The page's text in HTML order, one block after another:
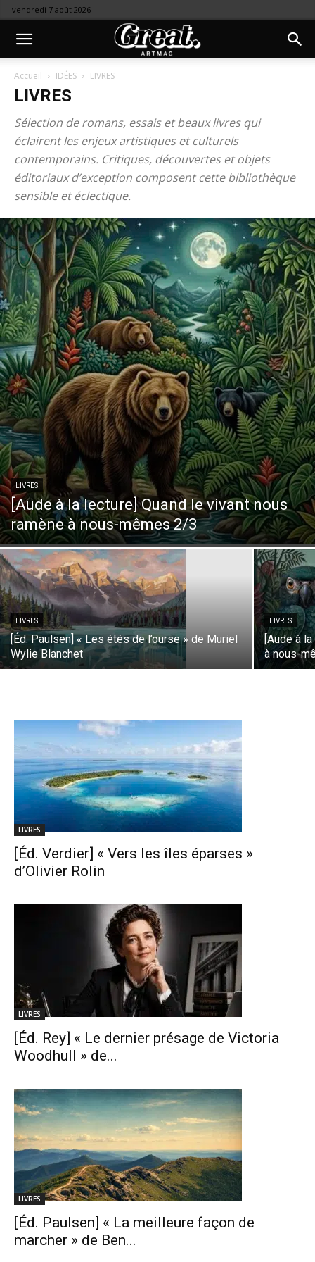
vendredi 7 août 2026
Accueil IDÉES LIVRES
LIVRES
Sélection de romans, essais et beaux livres qui
éclairent les enjeux artistiques et culturels
contemporains. Critiques, découvertes et objets
éditoriaux d’exception composent cette bibliothèque
sensible et éclectique.
LIVRES
[Aude à la lecture] Quand le vivant nous
ramène à nous-mêmes 2/3
LIVRES
[Éd. Paulsen] « Les étés de l’ourse » de Muriel
Wylie Blanchet
LIVRES
[Aude à
à nous-
LIVRES
[Éd. Verdier] « Vers les îles éparses »
d’Olivier Rolin
LIVRES
[Éd. Rey] « Le dernier présage de Victoria
Woodhull » de...
LIVRES
[Éd. Paulsen] « La meilleure façon de
marcher » de Ben...